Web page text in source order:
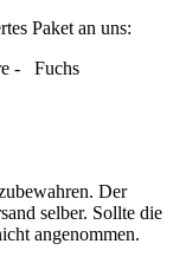
Paket an uns:
Store - Fuchs
Der
selber. Sollte die
angenommen.